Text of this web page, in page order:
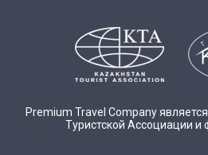
Premium Travel Company
Туристской Ассоциации и